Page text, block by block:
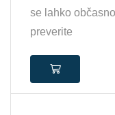
se lahko
preverite